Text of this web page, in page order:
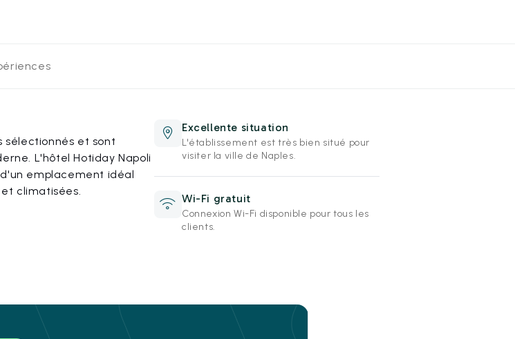
sélectionnés et sont
L'hôtel Hotiday Napoli
emplacement idéal
climatisées.
Excellente situation
L'établissement est très bien situé pour
visiter la ville de Naples.
Wi-Fi gratuit
Connexion Wi-Fi disponible pour tous les
clients.